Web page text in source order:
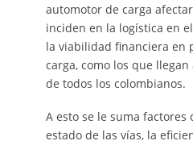
automotor de carga
inciden en la logística en
la viabilidad financiera en
carga, como los que
de todos los colombianos.
A esto se le suma factores
estado de las vías, la